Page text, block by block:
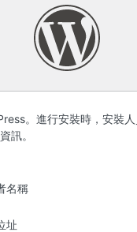
。進行安裝時，安裝
訊。
名稱
址